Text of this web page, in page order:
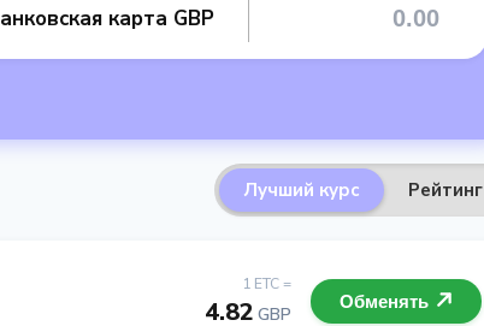
карта GBP
Лучший курс Рейтинг
1 ETC =
4.82 GBP
Обменять